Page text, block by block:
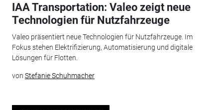
IAA Transportation: Valeo zeigt neue
Technologien für Nutzfahrzeuge
Valeo präsentiert neue Technologien für Nutzfahrzeuge. Im
Fokus stehen Elektrifizierung, Automatisierung und digitale
Lösungen für Flotten.
von Stefanie Schuhmacher